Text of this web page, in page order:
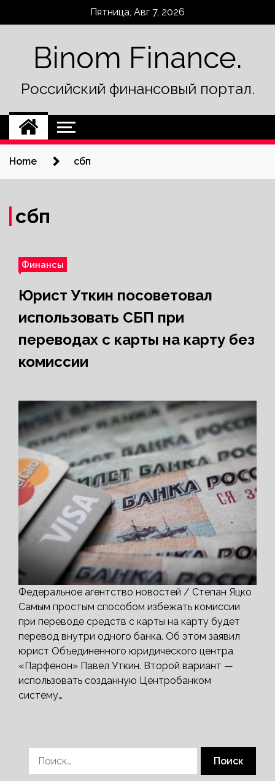
Пятница, Авг 7, 2026
Binom Finance.
Российский финансовый портал.
Home сбп
сбп
Финансы
Юрист Уткин посоветовал
использовать СБП при
переводах с карты на карту без
комиссии
Федеральное агентство новостей / Степан Яцко
Самым простым способом избежать комиссии
при переводе средств с карты на карту будет
перевод внутри одного банка. Об этом заявил
юрист Объединенного юридического центра
«Парфенон» Павел Уткин. Второй вариант —
использовать созданную Центробанком
систему…